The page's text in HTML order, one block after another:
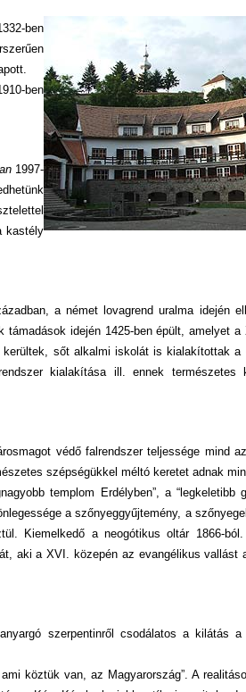
ben
ben
1997-
kastély
a német lovagrend uralma idején
idején 1425-ben épült, amelyet a
sőt alkalmi iskolát is kialakítottak a
kialakítása ill. ennek természetes
védő falrendszer teljessége mind
szépségükkel méltó keretet adnak
templom Erdélyben”, a “legkeletibb
a szőnyeggyűjtemény, a
Kiemelkedő a neogótikus oltár 1866-
aki a XVI. közepén az evangélikus vallást
szerpentinről csodálatos a kilátás a
köztük van, az Magyarország”. A